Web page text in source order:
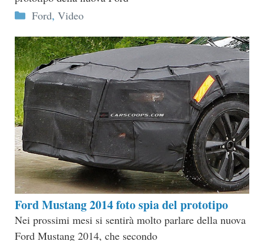
Categorie
Ford, Video
Ford Mustang 2014 foto spia del prototipo
Nei prossimi mesi si sentirà molto parlare della nuova
Ford Mustang 2014, che secondo